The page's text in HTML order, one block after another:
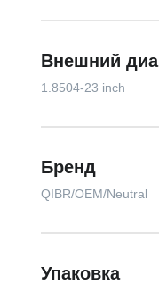
Внешний
1.8504-23 inch
Бренд
QIBR/OEM/Neutral
Упаковка